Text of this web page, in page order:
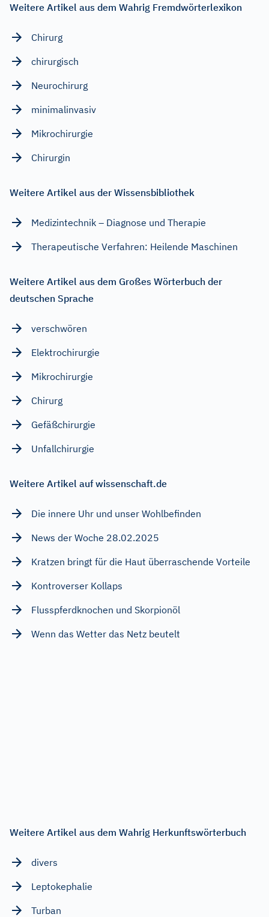
Weitere Artikel aus dem Wahrig Fremdwörterlexikon
Chirurg
chirurgisch
Neurochirurg
minimalinvasiv
Mikrochirurgie
Chirurgin
Weitere Artikel aus der Wissensbibliothek
Medizintechnik – Diagnose und Therapie
Therapeutische Verfahren: Heilende Maschinen
Weitere Artikel aus dem Großes Wörterbuch der
deutschen Sprache
verschwören
Elektrochirurgie
Mikrochirurgie
Chirurg
Gefäßchirurgie
Unfallchirurgie
Weitere Artikel auf wissenschaft.de
Die innere Uhr und unser Wohlbefinden
News der Woche 28.02.2025
Kratzen bringt für die Haut überraschende Vorteile
Kontroverser Kollaps
Flusspferdknochen und Skorpionöl
Wenn das Wetter das Netz beutelt
Weitere Artikel aus dem Wahrig Herkunftswörterbuch
divers
Leptokephalie
Turban